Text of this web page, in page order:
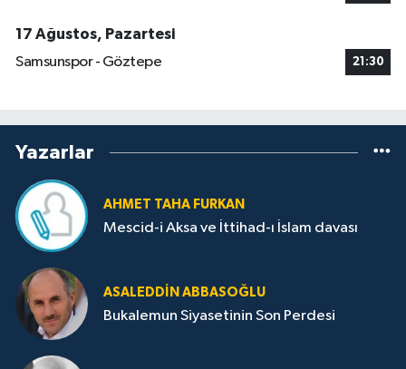
17 Ağustos, Pazartesi
Samsunspor - Göztepe
21:30
Yazarlar
AHMET TAHA FURKAN
Mescid-i Aksa ve İttihad-ı İslam davası
ASALEDDIN ABBASOĞLU
Bukalemun Siyasetinin Son Perdesi